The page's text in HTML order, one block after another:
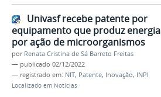
Univasf recebe patente por
equipamento que produz energia
por ação de microorganismos
por Renata Cristina de Sá Barreto Freitas
— publicado 02/12/2022
— registrado em: NIT, Patente, Inovação, INPI
Localizado em Notícias